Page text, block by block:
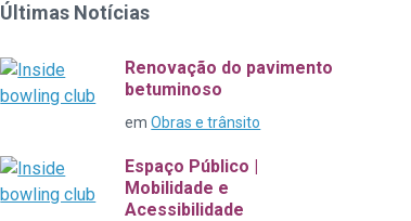
Últimas Notícias
Renovação do pavimento
betuminoso
emObras e trânsito
Espaço Público |
Mobilidade e
Acessibilidade